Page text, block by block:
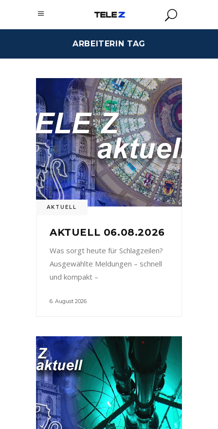
ARBEITERIN TAG
AKTUELL
AKTUELL 06.08.2026
Was sorgt heute für Schlagzeilen?
Ausgewählte Meldungen – schnell
und kompakt –
6. August 2026